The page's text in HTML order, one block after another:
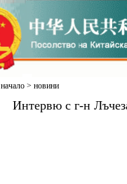
начало> новини
Интервю с г-н